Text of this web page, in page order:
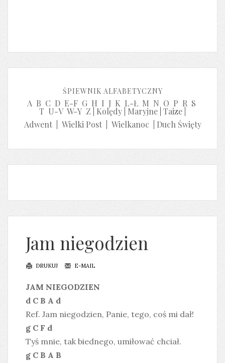
ŚPIEWNIK ALFABETYCZNY
A B C D E-F G H I J K L-Ł M N O P R S
T U-V W-Y Z Kolędy Maryjne Taize
Adwent| Wielki Post| Wielkanoc Duch Święty
Jam niegodzien
DRUKUJ E-MAIL
JAM NIEGODZIEN
d C B A d
Ref. Jam niegodzien, Panie, tego, coś mi dał!
g C F d
Tyś mnie, tak biednego, umiłować chciał.
g C B A B